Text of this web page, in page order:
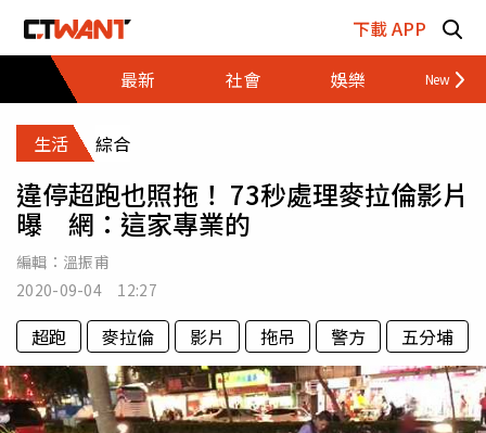
下載 APP
最新
社會 娛樂 財經
生活 綜合
違停超跑也照拖！ 73秒處理麥拉倫影片
曝 網：這家專業的
編輯： 溫振甫
2020-09-04 12:27
超跑 麥拉倫 影片 拖吊 警方 五分埔